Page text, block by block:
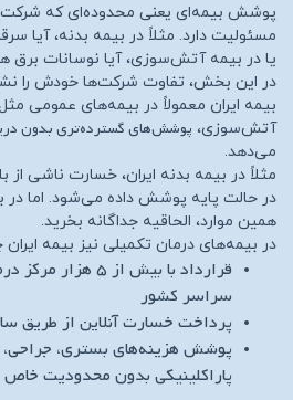
پوشش بیمه‌ای یعنی محدوده‌ای که شرکت
مسئولیت دارد. مثلاً در بیمه بدنه،
یا در بیمه آتش‌سوزی، آیا نوسانات
در این بخش، تفاوت شرکت‌ها خودش را
بیمه ایران معمولاً در بیمه‌های عمومی
آتش‌سوزی، پوشش‌های گسترده‌تری بدون
می‌دهد.
مثلاً در بیمه بدنه ایران، خسارت ناشی
در حالت پایه پوشش داده می‌شود. اما در
همین موارد، الحاقیه جداگانه بخرید.
در بیمه‌های درمان تکمیلی نیز بیمه ایران
قرارداد با بیش از
سراسر کشور
پرداخت خسارت آنلاین از طریق
پوشش هزینه‌های بستری، جراحی،
پاراکلینیکی بدون محدودیت خاص